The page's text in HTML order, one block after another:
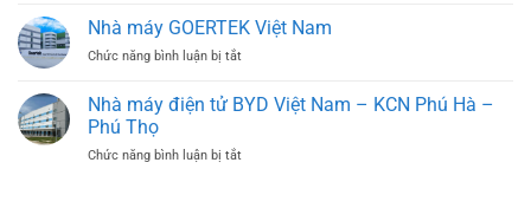
Nam
viện
đa
khoa
Nam
Nhà máy GOERTEK Việt Nam
Chức năng bình luận bị tắtở
máy
GOERTEK
Nam
Nhà máy điện tử BYD Việt Nam – KCN Phú Hà –
Phú Thọ
Chức năng bình luận bị tắtở